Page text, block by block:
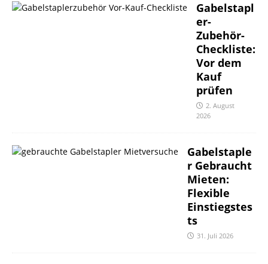
Gabelstapl
er-
Zubehör-
Checkliste:
Vor dem
Kauf
prüfen
2. August
2026
Gabelstaple
r Gebraucht
Mieten:
Flexible
Einstiegstes
ts
31. Juli 2026